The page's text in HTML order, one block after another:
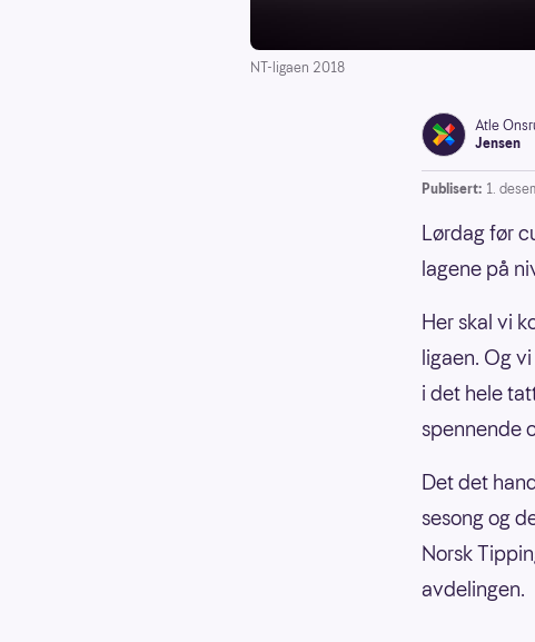
NT-ligaen 2018
Atle
Jensen
Publisert: 1.
Lørdag før
lagene på
Her skal vi
ligaen. Og
i det hele
spennende
Det det
sesong og
Norsk
avdelingen.